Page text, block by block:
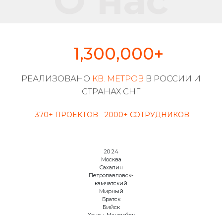
1,300,000+
РЕАЛИЗОВАНО КВ. МЕТРОВ В РОССИИ И
СТРАНАХ СНГ
370+ ПРОЕКТОВ 2000+ СОТРУДНИКОВ
20 24
Москва
Сахалин
Петропавловск-
камчатский
Мирный
Братск
Бийск